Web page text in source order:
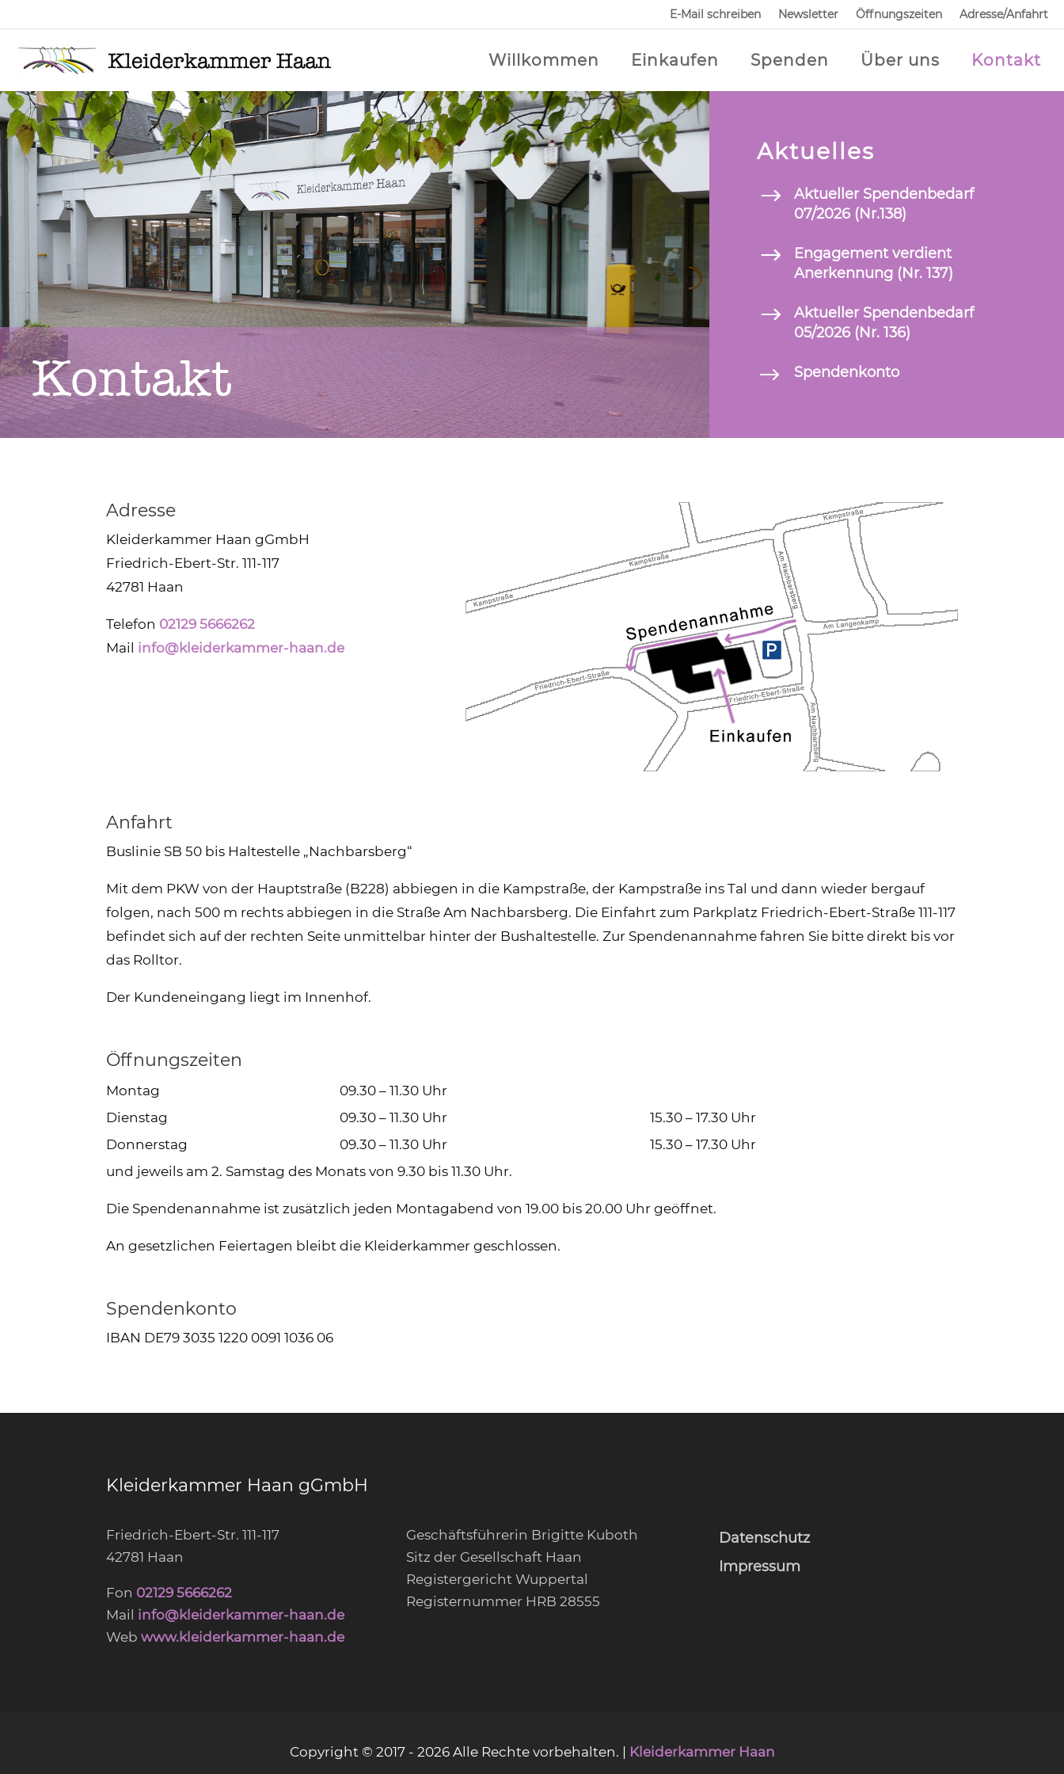
E-Mail schreiben Newsletter Öffnungszeiten Adresse/Anfahrt
Willkommen Einkaufen Spenden Über uns Kontakt
Kontakt
Aktuelles
Aktueller Spendenbedarf
07/2026 (Nr.138)
Engagement verdient
Anerkennung (Nr. 137)
Aktueller Spendenbedarf
05/2026 (Nr. 136)
$ Spendenkonto
Adresse
Kleiderkammer Haan gGmbH
Friedrich-Ebert-Str. 111-117
42781 Haan
Telefon 02129 5666262
Mail info@kleiderkammer-haan.de
Anfahrt
Buslinie SB 50 bis Haltestelle „Nachbarsberg“
Mit dem PKW von der Hauptstraße (B228) abbiegen in die Kampstraße, der Kampstraße ins Tal und dann wieder bergauf
folgen, nach 500 m rechts abbiegen in die Straße Am Nachbarsberg. Die Einfahrt zum Parkplatz Friedrich-Ebert-Straße 111-117
befindet sich auf der rechten Seite unmittelbar hinter der Bushaltestelle. Zur Spendenannahme fahren Sie bitte direkt bis vor
das Rolltor.
Der Kundeneingang liegt im Innenhof.
Öffnungszeiten
Montag
09.30 – 11.30 Uhr
Dienstag
09.30 – 11.30 Uhr
15.30 – 17.30 Uhr
Donnerstag
09.30 – 11.30 Uhr
15.30 – 17.30 Uhr
und jeweils am 2. Samstag des Monats von 9.30 bis 11.30 Uhr.
Die Spendenannahme ist zusätzlich jeden Montagabend von 19.00 bis 20.00 Uhr geöffnet.
An gesetzlichen Feiertagen bleibt die Kleiderkammer geschlossen.
Spendenkonto
IBAN DE79 3035 1220 0091 1036 06
Kleiderkammer Haan gGmbH
Friedrich-Ebert-Str. 111-117
42781 Haan
Fon 02129 5666262
Mail info@kleiderkammer-haan.de
Webwww.kleiderkammer-haan.de
Geschäftsführerin Brigitte Kuboth
Sitz der Gesellschaft Haan
Registergericht Wuppertal
Registernummer HRB 28555
Datenschutz
Impressum
Copyright © 2017 - 2026 Alle Rechte vorbehalten. | Kleiderkammer Haan